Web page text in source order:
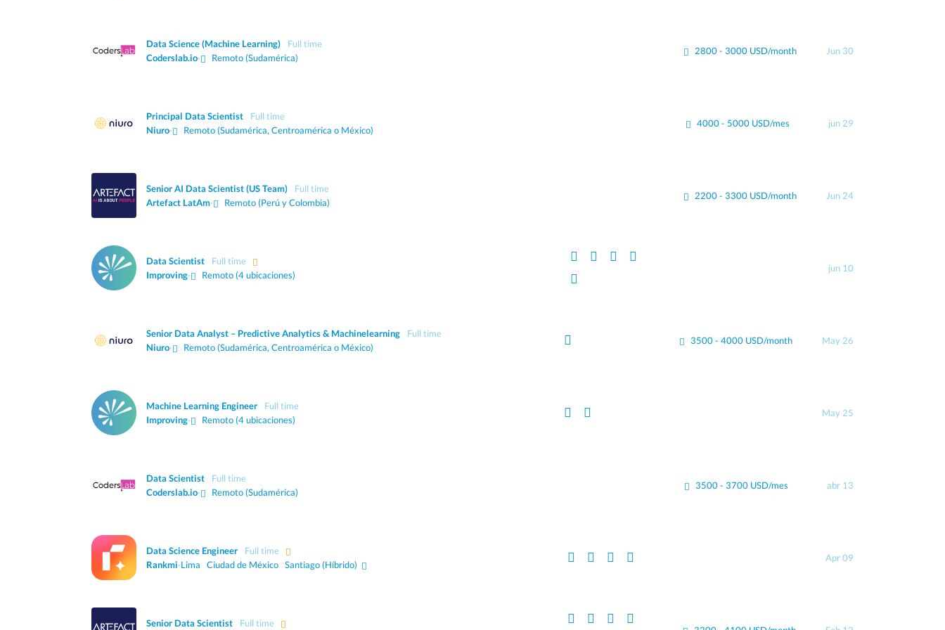
Data Science (Machine Learning)
Full time
Coderslab.io· Remoto (Sudamérica)
2800 - 3000 USD/month Jun 30
Principal Data Scientist
Full time
Niuro· Remoto (Sudamérica, Centroamérica o México)
4000 - 5000 USD/mes jun 29
Senior AI Data Scientist (US Team)
Full time
Artefact LatAm· Remoto (Perú y Colombia)
2200 - 3300 USD/month Jun 24
Data Scientist
Full time
Improving· Remoto (4 ubicaciones)
jun 10
Senior Data Analyst – Predictive Analytics & Machinelearning
Full time
Niuro· Remoto (Sudamérica, Centroamérica o México)
3500 - 4000 USD/month May 26
Machine Learning Engineer
Full time
Improving· Remoto (4 ubicaciones)
May 25
Data Scientist
Full time
Coderslab.io· Remoto (Sudamérica)
3500 - 3700 USD/mes abr 13
Data Science Engineer
Full time
Rankmi·Lima Ciudad de México Santiago(Híbrido)
Apr 09
Senior Data Scientist Full time